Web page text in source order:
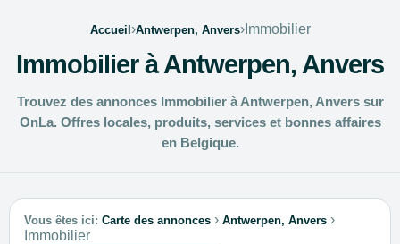
Accueil›Antwerpen, Anvers›Immobilier
Immobilier à Antwerpen, Anvers
Trouvez des annonces Immobilier à Antwerpen, Anvers sur
OnLa. Offres locales, produits, services et bonnes affaires
en Belgique.
Vous êtes ici: Carte des annonces › Antwerpen, Anvers ›
Immobilier